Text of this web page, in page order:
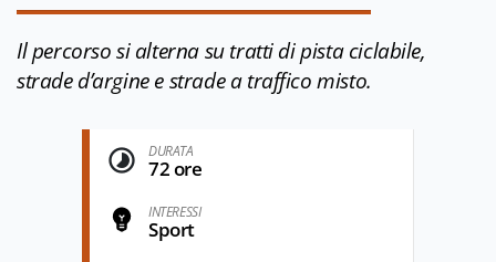
Il percorso si alterna su tratti di pista ciclabile,
strade d’argine e strade a traffico misto.
DURATA
72 ore
INTERESSI
Sport